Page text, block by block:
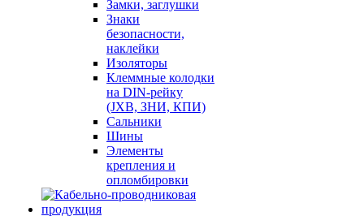
Замки, заглушки
Знаки
безопасности,
наклейки
Изоляторы
Клеммные колодки
на DIN-рейку
(JXB, ЗНИ, КПИ)
Сальники
Шины
Элементы
крепления и
опломбировки